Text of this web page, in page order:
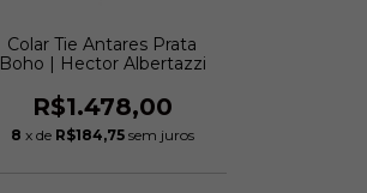
Colar Tie Antares Prata
Boho | Hector Albertazzi
R$1.478,00
8 x de R$184,75 sem juros